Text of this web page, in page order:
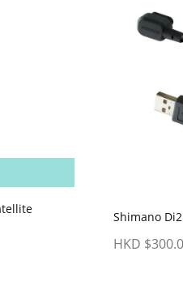
Shimano Di2
HKD